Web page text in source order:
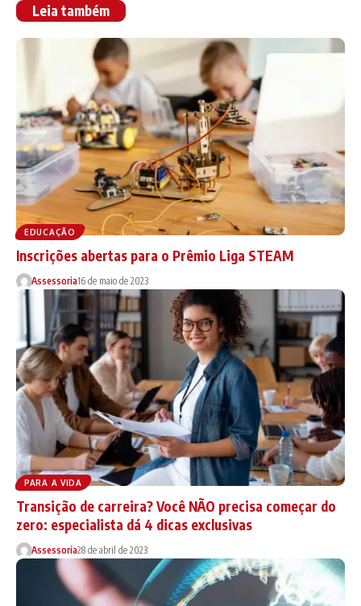
Leia também
EDUCAÇÃO
Inscrições abertas para o Prêmio Liga STEAM
Assessoria16 de maio de 2023
PARA A VIDA
Transição de carreira? Você NÃO precisa começar do
zero: especialista dá 4 dicas exclusivas
Assessoria28 de abril de 2023